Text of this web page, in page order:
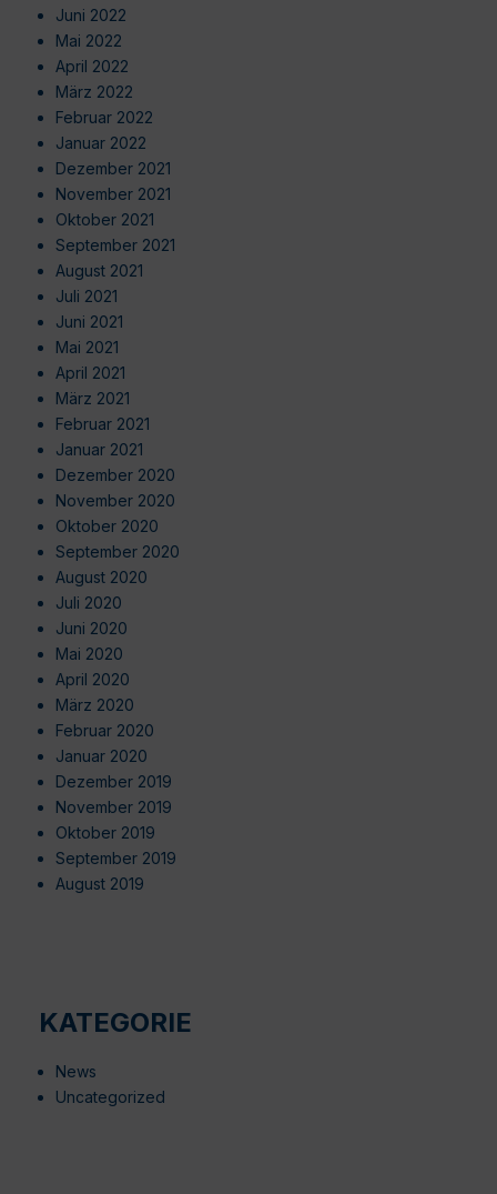
Juni 2022
Mai 2022
April 2022
März 2022
Februar 2022
Januar 2022
Dezember 2021
November 2021
Oktober 2021
September 2021
August 2021
Juli 2021
Juni 2021
Mai 2021
April 2021
März 2021
Februar 2021
Januar 2021
Dezember 2020
November 2020
Oktober 2020
September 2020
August 2020
Juli 2020
Juni 2020
Mai 2020
April 2020
März 2020
Februar 2020
Januar 2020
Dezember 2019
November 2019
Oktober 2019
September 2019
August 2019
KATEGORIE
News
Uncategorized